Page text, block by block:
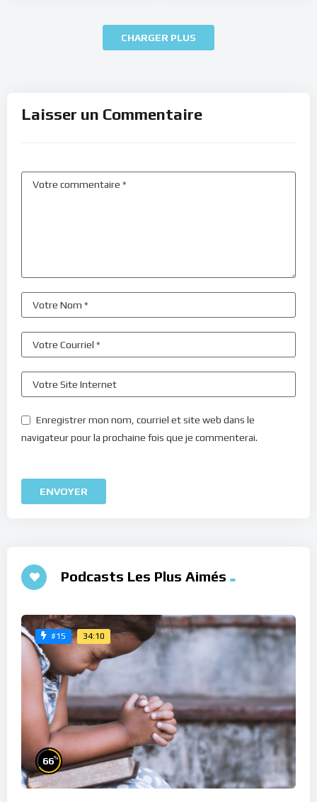
CHARGER PLUS
Laisser un Commentaire
Enregistrer mon nom, courriel et site web dans le
navigateur pour la prochaine fois que je commenterai.
Podcasts Les Plus Aimés
#15 34:10
66%